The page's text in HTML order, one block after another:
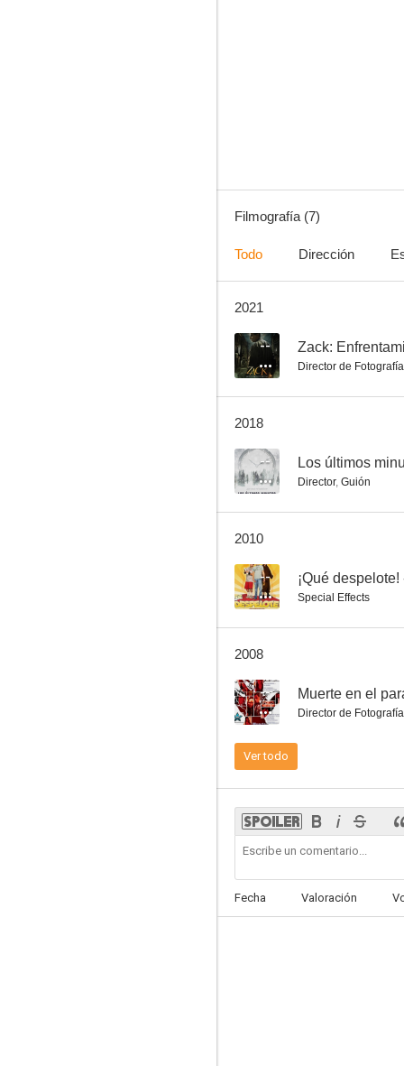
Filmografía (7)
Todo Dirección
2021
-- Zack:
Director de Fotografía
2018
-- Los últimos
Director, Guión
2010
-- ¡Qué
Special Effects
2008
-- Muerte en el
Director de Fotografía
Ver todo
Fecha Valoración